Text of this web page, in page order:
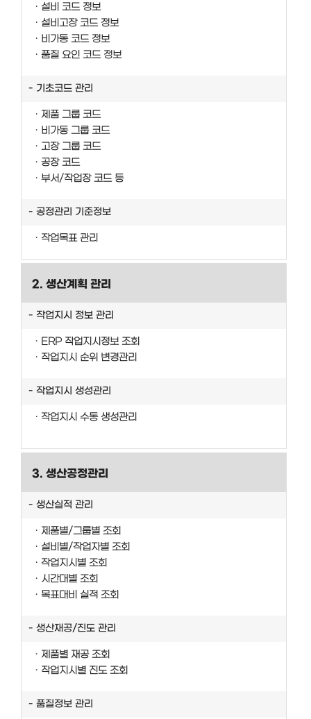
설비 코드 정보
설비고장 코드 정보
비가동 코드 정보
품질 요인 코드 정보
기초코드 관리
제품 그룹 코드
비가동 그룹 코드
고장 그룹 코드
공장 코드
부서/작업장 코드 등
공정관리 기준정보
작업목표 관리
2. 생산계획 관리
작업지시 정보 관리
ERP 작업지시정보 조회
작업지시 순위 변경관리
작업지시 생성관리
작업지시 수동 생성관리
3. 생산공정관리
생산실적 관리
제품별/그룹별 조회
설비별/작업자별 조회
작업지시별 조회
시간대별 조회
목표대비 실적 조회
생산재공/진도 관리
제품별 재공 조회
작업지시별 진도 조회
품질정보 관리